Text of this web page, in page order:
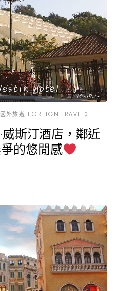
國外旅遊 FOREIGN TRAVEL》
威斯汀酒店，鄰近
的悠閒感